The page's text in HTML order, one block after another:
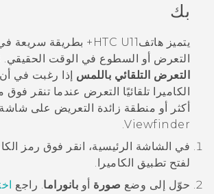
البرامج + التطبيقات
الدعم
أجهزة HTC والملحقات
بك
يتميز هاتفHTC U11‍+
بطريقة سريعة
التعرض أو السطوع في الوقت
التعرض التلقائي باللمس إذا رغبت في
الكاميرا تلقائيًا التعرض عندما تنقر
أكثر أو منطقة زائدة التعريض على شاشة
Viewfinder.
في الشاشة
الرئيسية، انقر فوق رمز
لفتح تطبيق الكاميرا .
حوّل إلى وضع صورة أو بانوراما. راجع